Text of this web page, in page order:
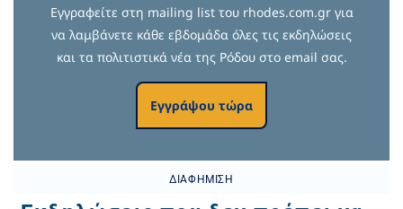
Εγγραφείτε στη mailing list του rhodes.com.gr για
να λαμβάνετε κάθε εβδομάδα όλες τις εκδηλώσεις
και τα πολιτιστικά νέα της Ρόδου στο email σας.
Εγγράψου τώρα
ΔΙΑΦΉΜΙΣΗ